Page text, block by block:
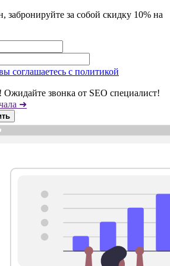
забронируйте за собой скидку 10% на
соглашаетесь с политикой
Ожидайте звонка от SEO специалист!
➜